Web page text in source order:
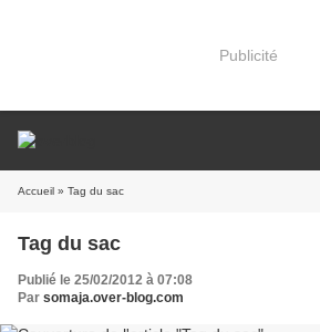
Publicité
Accueil » Tag du sac
Tag du sac
Publié le 25/02/2012 à 07:08
Par somaja.over-blog.com